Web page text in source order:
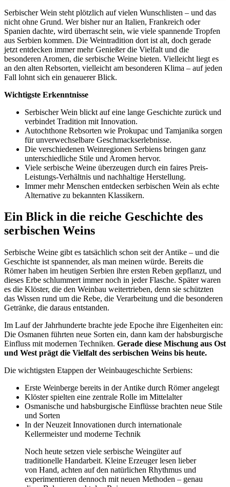
Serbischer Wein steht plötzlich auf vielen Wunschlisten – und das
nicht ohne Grund. Wer bisher nur an Italien, Frankreich oder
Spanien dachte, wird überrascht sein, wie viele spannende Tropfen
aus Serbien kommen. Die Weintradition dort ist alt, doch gerade
jetzt entdecken immer mehr Genießer die Vielfalt und die
besonderen Aromen, die serbische Weine bieten. Vielleicht liegt es
an den alten Rebsorten, vielleicht am besonderen Klima – auf jeden
Fall lohnt sich ein genauerer Blick.
Wichtigste Erkenntnisse
Serbischer Wein blickt auf eine lange Geschichte zurück und
verbindet Tradition mit Innovation.
Autochthone Rebsorten wie Prokupac und Tamjanika sorgen
für unverwechselbare Geschmackserlebnisse.
Die verschiedenen Weinregionen Serbiens bringen ganz
unterschiedliche Stile und Aromen hervor.
Viele serbische Weine überzeugen durch ein faires Preis-
Leistungs-Verhältnis und nachhaltige Herstellung.
Immer mehr Menschen entdecken serbischen Wein als echte
Alternative zu bekannten Klassikern.
Ein Blick in die reiche Geschichte des
serbischen Weins
Serbische Weine gibt es tatsächlich schon seit der Antike – und die
Geschichte ist spannender, als man meinen würde. Bereits die
Römer haben im heutigen Serbien ihre ersten Reben gepflanzt, und
dieses Erbe schlummert immer noch in jeder Flasche. Später waren
es die Klöster, die den Weinbau weitertrieben, denn sie schützten
das Wissen rund um die Rebe, die Verarbeitung und die besonderen
Getränke, die daraus entstanden.
Im Lauf der Jahrhunderte brachte jede Epoche ihre Eigenheiten ein:
Die Osmanen führten neue Sorten ein, dann kam der habsburgische
Einfluss mit modernen Techniken. Gerade diese Mischung aus Ost
und West prägt die Vielfalt des serbischen Weins bis heute.
Die wichtigsten Etappen der Weinbaugeschichte Serbiens:
Erste Weinberge bereits in der Antike durch Römer angelegt
Klöster spielten eine zentrale Rolle im Mittelalter
Osmanische und habsburgische Einflüsse brachten neue Stile
und Sorten
In der Neuzeit Innovationen durch internationale
Kellermeister und moderne Technik
Noch heute setzen viele serbische Weingüter auf
traditionelle Handarbeit. Kleine Erzeuger lesen lieber
von Hand, achten auf den natürlichen Rhythmus und
experimentieren dennoch mit neuen Methoden – genau